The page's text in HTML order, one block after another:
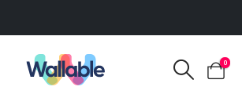
dezelfde werkdag verzonden
0